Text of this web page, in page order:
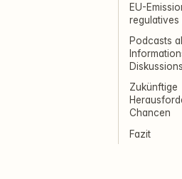
EU-
regulatives
Podcasts
Zukünftige
Chancen
Fazit